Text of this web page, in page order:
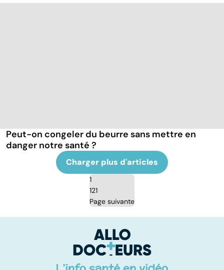
Peut-on congeler du beurre sans mettre en
danger notre santé ?
Charger plus d'articles
1
121
Page suivante